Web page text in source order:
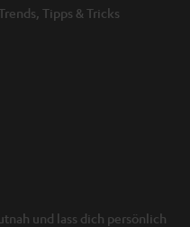
Tipps & Tricks
und lass dich persönlich